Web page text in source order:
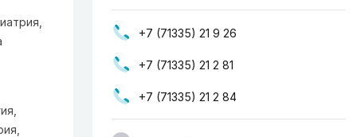
+7 (71335) 21 9 26
+7 (71335) 21 2 81
+7 (71335) 21 2 84